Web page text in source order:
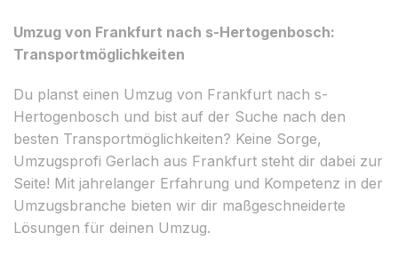
Umzug von Frankfurt nach s-Hertogenbosch:
Transportmöglichkeiten
Du planst einen Umzug von Frankfurt nach s-
Hertogenbosch und bist auf der Suche nach den
besten Transportmöglichkeiten? Keine Sorge,
Umzugsprofi Gerlach aus Frankfurt steht dir dabei zur
Seite! Mit jahrelanger Erfahrung und Kompetenz in der
Umzugsbranche bieten wir dir maßgeschneiderte
Lösungen für deinen Umzug.